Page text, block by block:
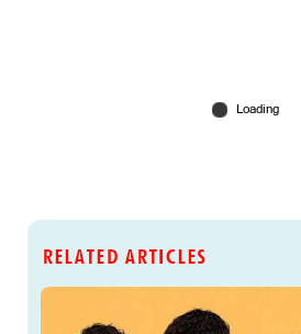
RELATED ARTICLES